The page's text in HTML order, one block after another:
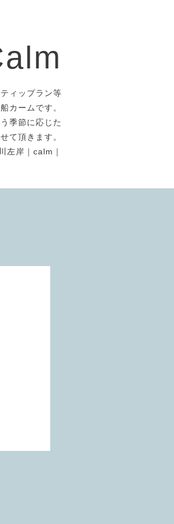
ィップラン等
カームです。
季節に応じた
て頂きます。
左岸｜calm｜